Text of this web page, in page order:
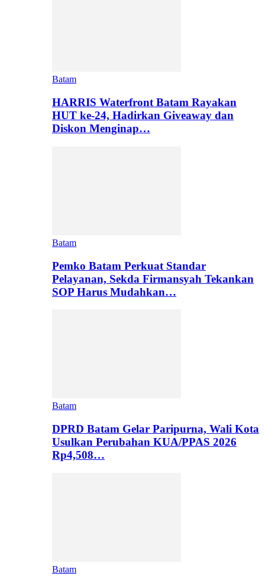
Batam
HARRIS Waterfront Batam Rayakan
HUT ke-24, Hadirkan Giveaway dan
Diskon Menginap…
Batam
Pemko Batam Perkuat Standar
Pelayanan, Sekda Firmansyah Tekankan
SOP Harus Mudahkan…
Batam
DPRD Batam Gelar Paripurna, Wali Kota
Usulkan Perubahan KUA/PPAS 2026
Rp4,508…
Batam